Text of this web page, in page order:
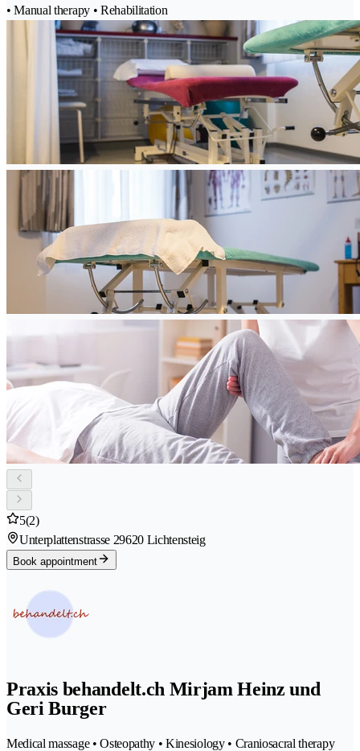
• Manual therapy • Rehabilitation
5(2)
Unterplattenstrasse 29620 Lichtensteig
Book appointment
Praxis behandelt.ch Mirjam Heinz und
Geri Burger
Medical massage • Osteopathy • Kinesiology • Craniosacral therapy